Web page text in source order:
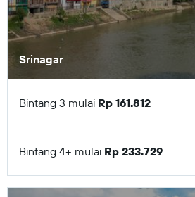
Srinagar
Bintang 3 mulai Rp 161.812
Bintang 4+ mulai Rp 233.729